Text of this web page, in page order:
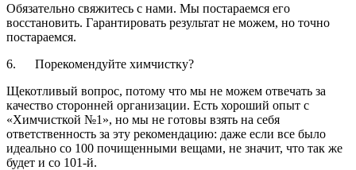
Обязательно свяжитесь с нами. Мы постараемся его
восстановить. Гарантировать результат не можем, но точно
постараемся.
6. Порекомендуйте химчистку?
Щекотливый вопрос, потому что мы не можем отвечать за
качество сторонней организации. Есть хороший опыт с
«Химчисткой №1», но мы не готовы взять на себя
ответственность за эту рекомендацию: даже если все было
идеально со 100 почищенными вещами, не значит, что так же
будет и со 101-й.